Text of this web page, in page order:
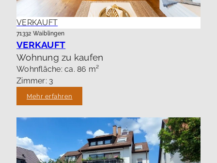
VERKAUFT
71332 Waiblingen
VERKAUFT
Wohnung zu kaufen
Wohnfläche: ca. 86 m²
Zimmer: 3
Mehr erfahren